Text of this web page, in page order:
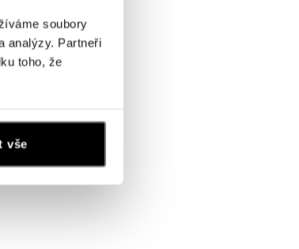
soubory
analýzy. Partneři
toho, že
vše